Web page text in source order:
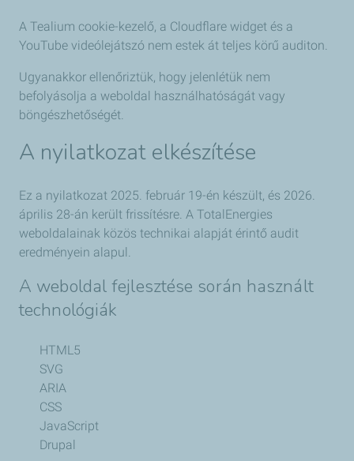
A Tealium cookie-kezelő, a Cloudflare widget és a
YouTube videólejátszó nem estek át teljes körű auditon.
Ugyanakkor ellenőriztük, hogy jelenlétük nem
befolyásolja a weboldal használhatóságát vagy
böngészhetőségét.
A nyilatkozat elkészítése
Ez a nyilatkozat 2025. február 19-én készült, és 2026.
április 28-án került frissítésre. A TotalEnergies
weboldalainak közös technikai alapját érintő audit
eredményein alapul.
A weboldal fejlesztése során használt
technológiák
HTML5
SVG
ARIA
CSS
JavaScript
Drupal